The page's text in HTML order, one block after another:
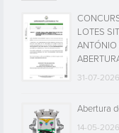
LOTES
ANTÓNIO
31-07-2026
Abertura
14-05-2026